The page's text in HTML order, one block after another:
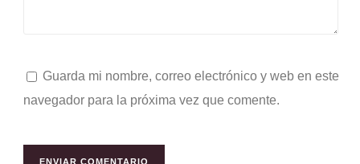
Guarda mi nombre, correo electrónico y web en este
navegador para la próxima vez que comente.